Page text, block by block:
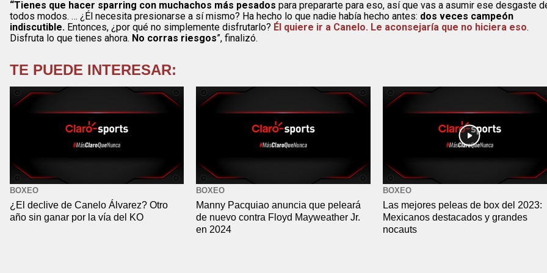
“Tienes que hacer sparring con muchachos más pesados ​​para prepararte para eso, así que vas a asumir ese desgaste
todos modos. … ¿Él necesita presionarse a sí mismo? Ha hecho lo que nadie había hecho antes: dos veces campeón
indiscutible. Entonces, ¿por qué no simplemente disfrutarlo? Él quiere ir a Canelo. Le aconsejaría que no hiciera eso.
Disfruta lo que tienes ahora. No corras riesgos”, finalizó.
TE PUEDE INTERESAR:
BOXEO
¿El declive de Canelo Álvarez? Otro
año sin ganar por la vía del KO
BOXEO
Manny Pacquiao anuncia que peleará
de nuevo contra Floyd Mayweather Jr.
en 2024
BOXEO
Las mejores peleas de box del 2023:
Mexicanos destacados y grandes
nocauts